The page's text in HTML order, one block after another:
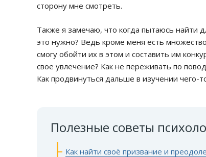
сторону мне смотреть.
Также я замечаю, что когда пытаюсь найти
это нужно? Ведь кроме меня есть
смогу обойти их в этом и составить им
свое увлечение? Как не переживать по
Как продвинуться дальше в изучении чего-
Полезные советы
Как найти своё призвание и